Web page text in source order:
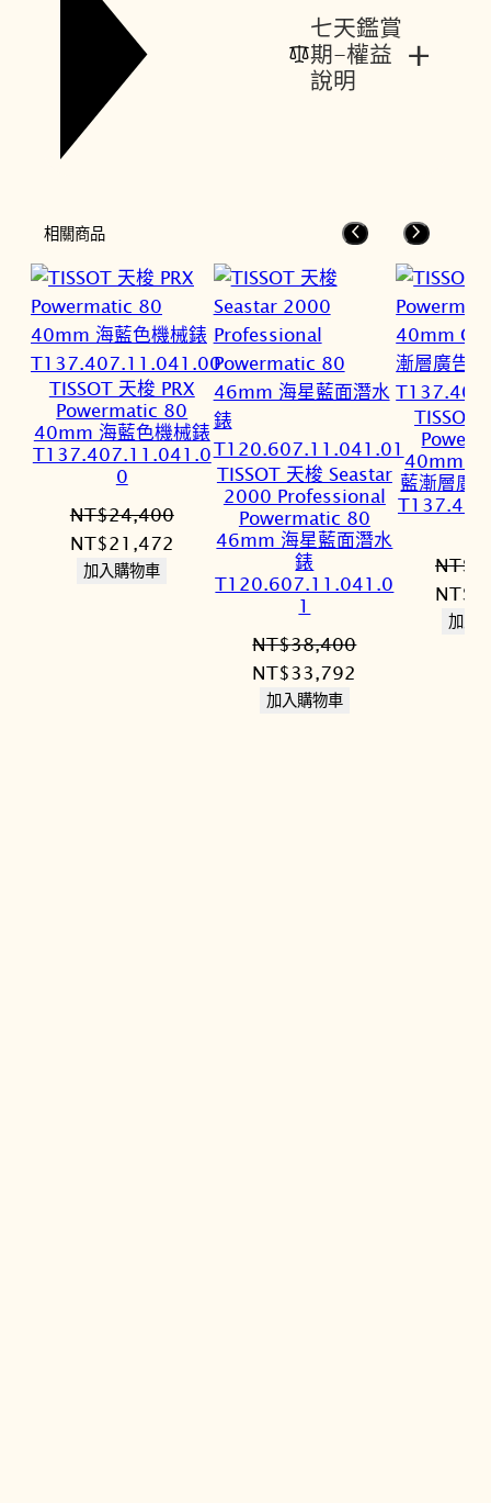
七天鑑賞
期-權益
說明
+
相關商品
TISSOT 天梭 PRX
Powermatic 80
40mm 海藍色機械錶
T137.407.11.041.0
0
NT$24,400
原
始
NT$21,472
NT$21,472。
加入購物車
TISSOT 天梭 Seastar
2000 Professional
Powermatic 80
46mm 海星藍面潛水
錶
T120.607.11.041.0
1
NT$38,400
原
始
NT$33,792
加入購物車
TISSOT
40mm
藍漸層廣
NT$
原
始
NT$
加入